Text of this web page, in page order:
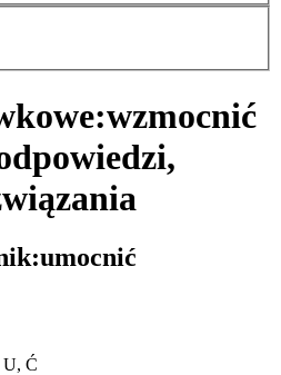
wzmocnić
umocnić
Ć